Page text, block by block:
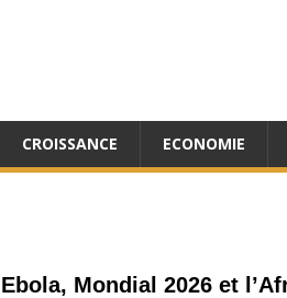
CROISSANCE ECONOMIE
Ebola, Mondial 2026 et